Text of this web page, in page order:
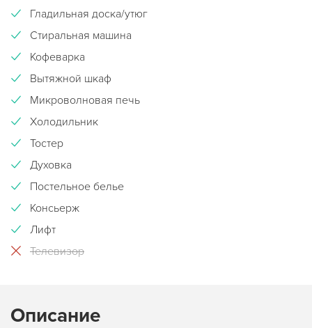
Гладильная доска/утюг
Стиральная машина
Кофеварка
Вытяжной шкаф
Микроволновая печь
Холодильник
Тостер
Духовка
Постельное белье
Консьерж
Лифт
Телевизор
Описание